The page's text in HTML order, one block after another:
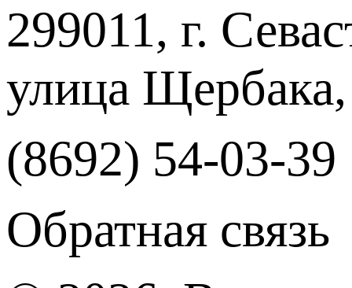
299011, г.
улица
(8692) 54-03-39
Обратная связь